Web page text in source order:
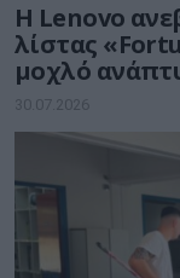
Η Lenovo
λίστας
μοχλό
Νοημοσύνη
30.07.2026